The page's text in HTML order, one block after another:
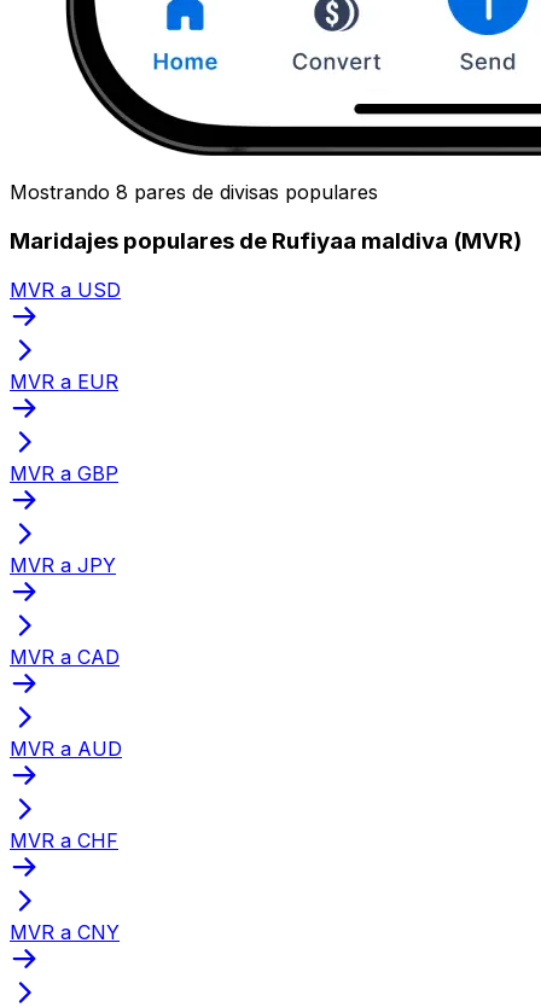
Mostrando 8 pares de divisas populares
Maridajes populares de Rufiyaa maldiva (MVR)
MVR a USD
MVR a EUR
MVR a GBP
MVR a JPY
MVR a CAD
MVR a AUD
MVR a CHF
MVR a CNY